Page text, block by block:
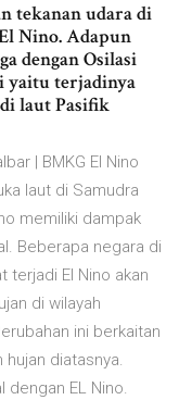
tekanan udara di
Nino. Adapun
dengan Osilasi
yaitu terjadinya
laut Pasifik
| BMKG El Nino
laut di Samudra
memiliki dampak
Beberapa negara di
terjadi El Nino akan
di wilayah
ini berkaitan
diatasnya.
dengan EL Nino.